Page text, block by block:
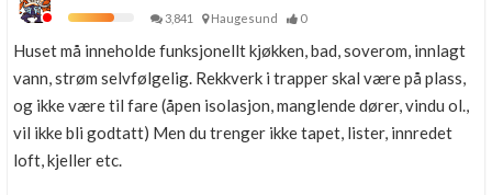
3,841 Haugesund 0
Huset må inneholde funksjonellt kjøkken, bad, soverom, innlagt
vann, strøm selvfølgelig. Rekkverk i trapper skal være på plass,
og ikke være til fare (åpen isolasjon, manglende dører, vindu ol.,
vil ikke bli godtatt) Men du trenger ikke tapet, lister, innredet
loft, kjeller etc.